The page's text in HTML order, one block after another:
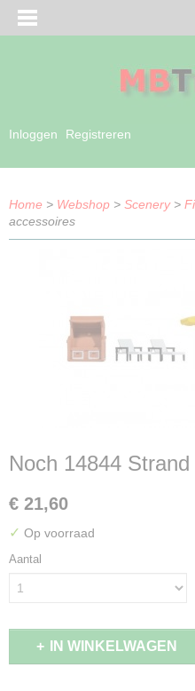
Inloggen Registreren
Home > Webshop > Scenery>
accessoires
Noch 14844
€ 21,60
✓ Op voorraad
Aantal
IN WINKELWAGEN